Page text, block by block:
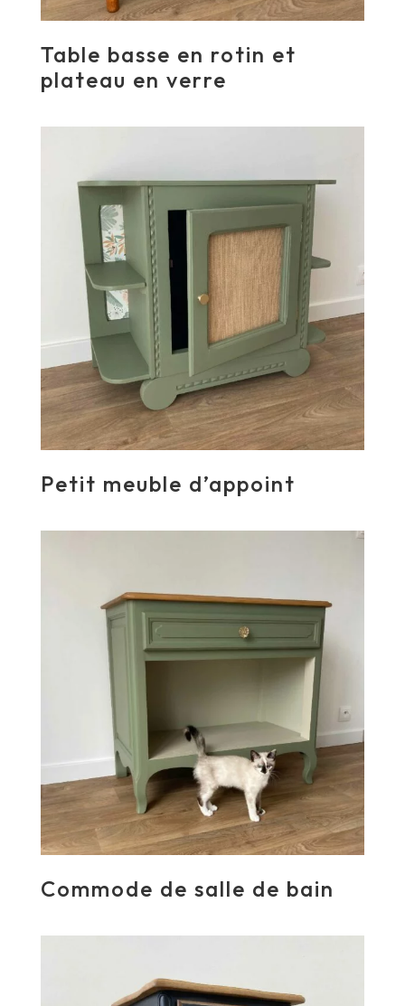
Table basse en rotin et
plateau en verre
Petit meuble d’appoint
Commode de salle de bain